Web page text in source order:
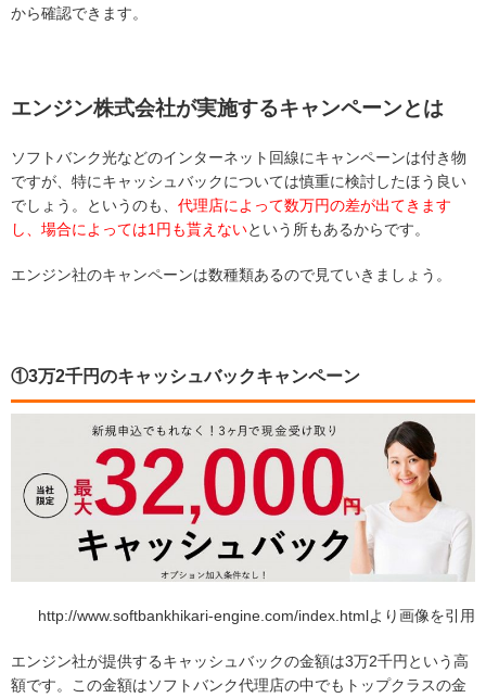
から確認できます。
エンジン株式会社が実施するキャンペーンとは
ソフトバンク光などのインターネット回線にキャンペーンは付き物
ですが、特にキャッシュバックについては慎重に検討したほう良い
でしょう。というのも、 代理店によって数万円の差が出てきます
し、場合によっては1円も貰えないという所もあるからです。
エンジン社のキャンペーンは数種類あるので見ていきましょう。
①3万2千円のキャッシュバックキャンペーン
http://www.softbankhikari-engine.com/index.htmlより画像を引用
エンジン社が提供するキャッシュバックの金額は3万2千円という高
額です。この金額はソフトバンク代理店の中でもトップクラスの金